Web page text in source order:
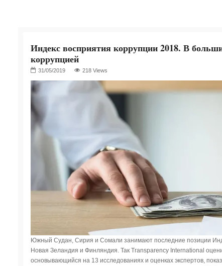
Индекс восприятия коррупции 2018. В
коррупцией
218 Views
Южный Судан, Сирия и Сомали занимают последние позиции
Новая Зеландия и Финляндия. Так Transparency International
основывающийся на 13 исследованиях и оценках экспертов,